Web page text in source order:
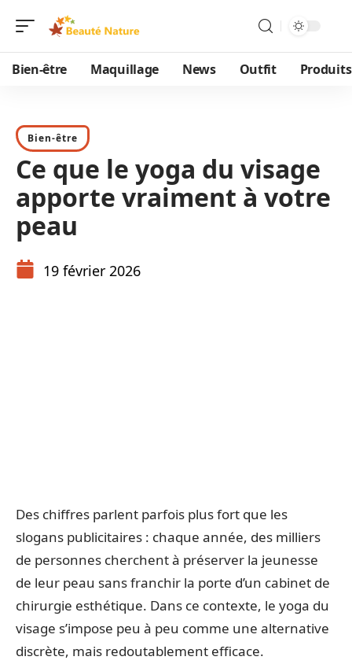
Bien-être Maquillage News Outfit Produits
Bien-être
Ce que le yoga du visage
apporte vraiment à votre
peau
19 février 2026
Des chiffres parlent parfois plus fort que les
slogans publicitaires : chaque année, des milliers
de personnes cherchent à préserver la jeunesse
de leur peau sans franchir la porte d’un cabinet de
chirurgie esthétique. Dans ce contexte, le yoga du
visage s’impose peu à peu comme une alternative
discrète, mais redoutablement efficace.